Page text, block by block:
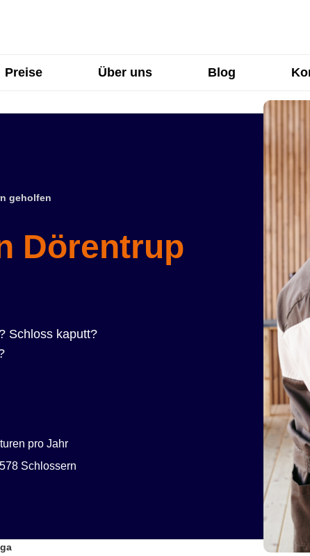
Preise Über uns Blog
geholfen
Dörentrup
Schloss kaputt?
pro Jahr
Schlossern